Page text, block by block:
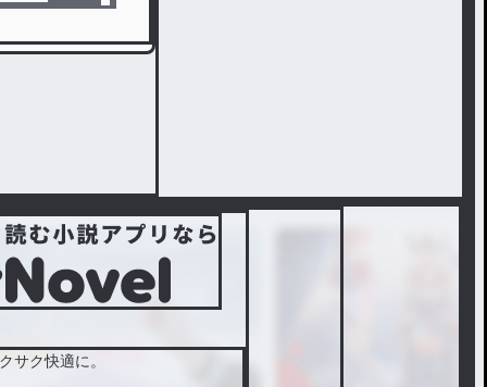
サク快適に。